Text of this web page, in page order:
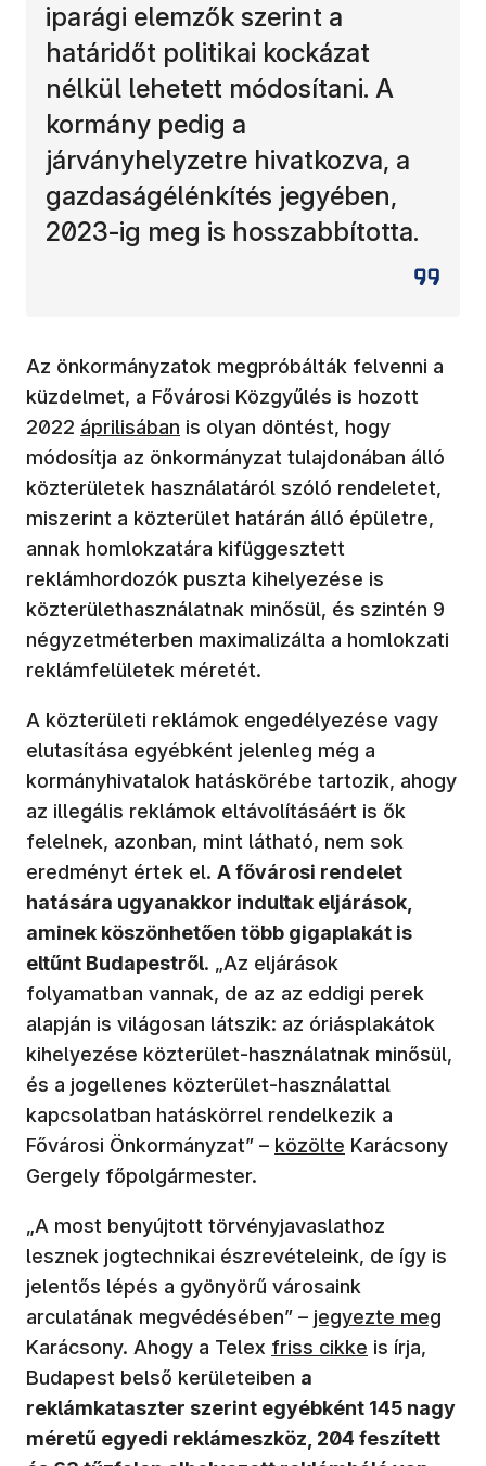
iparági elemzők szerint a
határidőt politikai kockázat
nélkül lehetett módosítani. A
kormány pedig a
járványhelyzetre hivatkozva, a
gazdaságélénkítés jegyében,
2023-ig meg is hosszabbította.
Az önkormányzatok megpróbálták felvenni a
küzdelmet, a Fővárosi Közgyűlés is hozott
2022 áprilisában is olyan döntést, hogy
módosítja az önkormányzat tulajdonában álló
közterületek használatáról szóló rendeletet,
miszerint a közterület határán álló épületre,
annak homlokzatára kifüggesztett
reklámhordozók puszta kihelyezése is
közterülethasználatnak minősül, és szintén 9
négyzetméterben maximalizálta a homlokzati
reklámfelületek méretét.
A közterületi reklámok engedélyezése vagy
elutasítása egyébként jelenleg még a
kormányhivatalok hatáskörébe tartozik, ahogy
az illegális reklámok eltávolításáért is ők
felelnek, azonban, mint látható, nem sok
eredményt értek el. A fővárosi rendelet
hatására ugyanakkor indultak eljárások,
aminek köszönhetően több gigaplakát is
eltűnt Budapestről. „Az eljárások
folyamatban vannak, de az az eddigi perek
alapján is világosan látszik: az óriásplakátok
kihelyezése közterület-használatnak minősül,
és a jogellenes közterület-használattal
kapcsolatban hatáskörrel rendelkezik a
Fővárosi Önkormányzat” – közölte Karácsony
Gergely főpolgármester.
„A most benyújtott törvényjavaslathoz
lesznek jogtechnikai észrevételeink, de így is
jelentős lépés a gyönyörű városaink
arculatának megvédésében” – (új ablakban nyílik
jegyezte meg
Karácsony. Ahogy a Telex friss cikke is írja,
Budapest belső kerületeiben a
reklámkataszter szerint egyébként 145 nagy
méretű egyedi reklámeszköz, 204 feszített